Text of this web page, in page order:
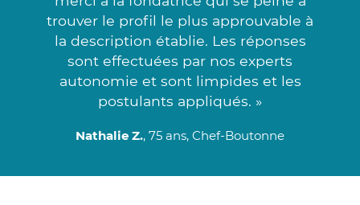
trouver le profil le plus approuvable à
la description établie. Les réponses
sont effectuées par nos experts
autonomie et sont limpides et les
postulants appliqués. »
Nathalie Z., 75 ans, Chef-Boutonne